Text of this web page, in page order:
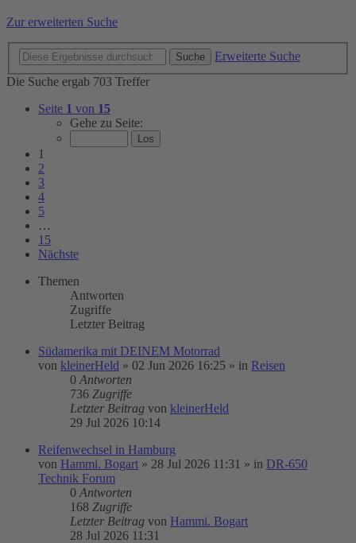
Zur erweiterten Suche
Suche
Erweiterte Suche
Die Suche ergab 703 Treffer
Seite 1 von 15
Gehe zu Seite:
1
2
3
4
5
…
15
Nächste
Themen
Antworten
Zugriffe
Letzter Beitrag
Südamerika mit DEINEM Motorrad
von kleinerHeld » 02 Jun 2026 16:25 » in Reisen
0 Antworten
736 Zugriffe
Letzter Beitrag von kleinerHeld
29 Jul 2026 10:14
Reifenwechsel in Hamburg
von Hammi. Bogart » 28 Jul 2026 11:31 » in DR-650
Technik Forum
0 Antworten
168 Zugriffe
Letzter Beitrag von Hammi. Bogart
28 Jul 2026 11:31